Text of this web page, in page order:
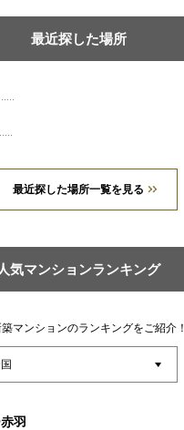
最近探した場所
最近探した場所一覧を見る
気マンションランキング
築マンションのランキングをご紹介！
羽